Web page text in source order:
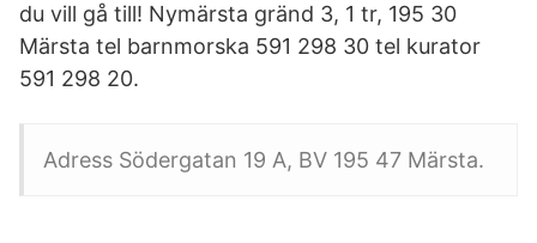
du vill gå till! Nymärsta gränd 3, 1 tr, 195 30
Märsta tel barnmorska 591 298 30 tel kurator
591 298 20.
Adress Södergatan 19 A, BV 195 47 Märsta.